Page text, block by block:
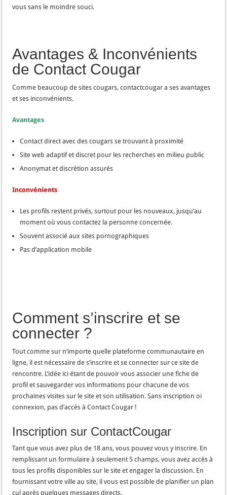
vous sans le moindre souci.
Avantages & Inconvénients
de Contact Cougar
Comme beaucoup de sites cougars, contactcougar a ses avantages
et ses inconvénients.
Avantages
Contact direct avec des cougars se trouvant à proximité
Site web adaptif et discret pour les recherches en milieu public
Anonymat et discrétion assurés
Inconvénients
Les profils restent privés, surtout pour les nouveaux, jusqu’au
moment où vous contactez la personne concernée.
Souvent associé aux sites pornographiques
Pas d’application mobile
Comment s’inscrire et se
connecter ?
Tout comme sur n’importe quelle plateforme communautaire en
ligne, il est nécessaire de s’inscrire et se connecter sur ce site de
rencontre. L’idée ici étant de pouvoir vous associer une fiche de
profil et sauvegarder vos informations pour chacune de vos
prochaines visites sur le site et son utilisation. Sans inscription oi
connexion, pas d’accès à Contact Cougar !
Inscription sur ContactCougar
Tant que vous avez plus de 18 ans, vous pouvez vous y inscrire. En
remplissant un formulaire à seulement 5 champs, vous avez accès à
tous les profils disponibles sur le site et engager la discussion. En
fournissant votre ville au site, il vous est possible de planifier un plan
cul après quelques messages directs.